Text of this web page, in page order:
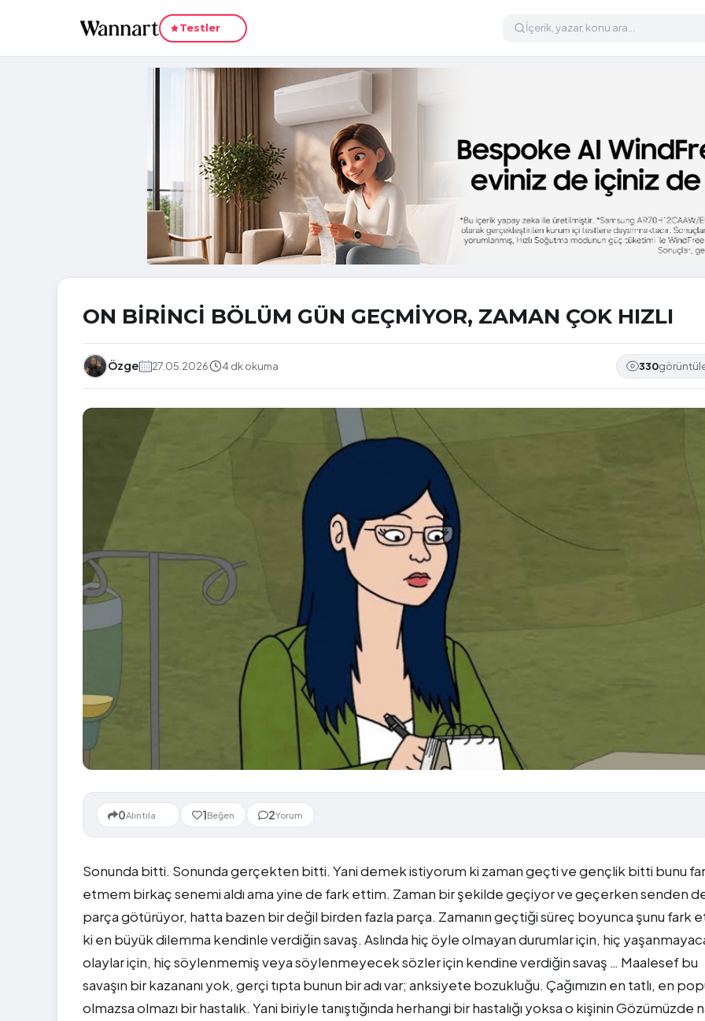
Testler
ON BİRİNCİ BÖLÜM GÜN GEÇMİYOR, ZAMAN ÇOK HIZLI
Özge 27.05.2026 4 dk okuma 330
0Alıntıla 1Beğen 2Yorum
Sonunda bitti. Sonunda gerçekten bitti. Yani demek istiyorum ki zaman geçti ve gençlik bitti bunu
etmem birkaç senemi aldı ama yine de fark ettim. Zaman bir şekilde geçiyor ve geçerken senden
parça götürüyor, hatta bazen bir değil birden fazla parça. Zamanın geçtiği süreç boyunca şunu fark
ki en büyük dilemma kendinle verdiğin savaş. Aslında hiç öyle olmayan durumlar için, hiç
olaylar için, hiç söylenmemiş veya söylenmeyecek sözler için kendine verdiğin savaş … Maalesef bu
savaşın bir kazananı yok, gerçi tıpta bunun bir adı var; anksiyete bozukluğu. Çağımızın en tatlı, en
olmazsa olmazı bir hastalık. Yani biriyle tanıştığında herhangi bir hastalığı yoksa o kişinin Gözümüzde